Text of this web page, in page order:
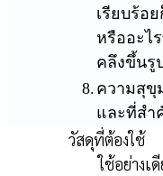
เรียบร้อ
หรืออะไ
คลึงขึ้น
8. ความสุขุ
และที่สำ
วัสดุที่ต้อง
ใช้อย่างเดีย